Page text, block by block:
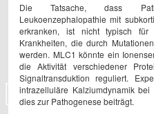
Die Tatsache, dass
Leukoenzephalopathie mit
erkranken, ist nicht typisch für
Krankheiten, die durch
werden. MLC1 könnte ein
die Aktivität verschiedener
Signaltransduktion reguliert.
intrazelluläre Kalziumdynamik
dies zur Pathogenese beiträgt.